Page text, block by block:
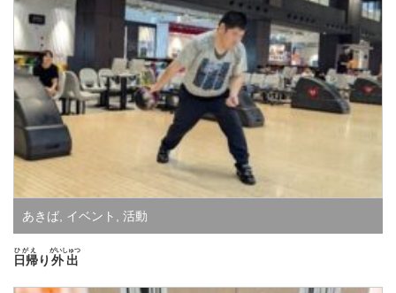
あきば イベント 活動
日帰
ひがえ
り 外出
がいしゅつ